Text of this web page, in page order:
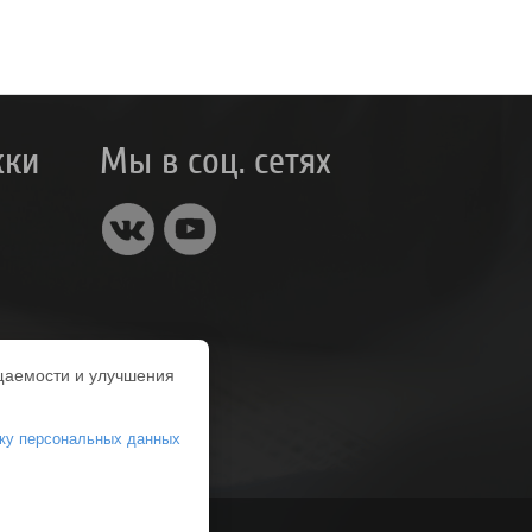
Мы в соц. сетях
и улучшения
персональных данных